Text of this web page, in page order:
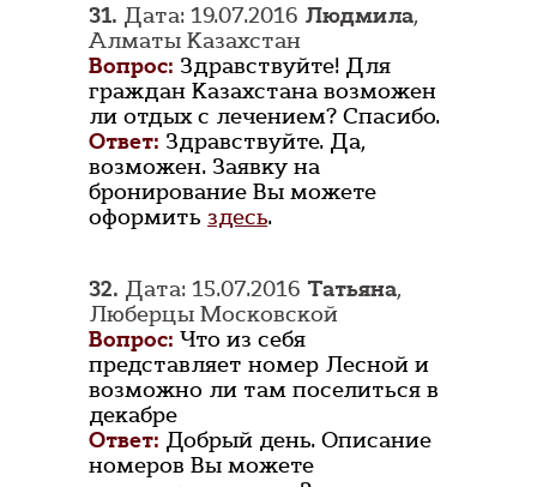
31. Дата: 19.07.2016 Людмила,
Алматы Казахстан
Вопрос: Здравствуйте! Для
граждан Казахстана возможен
ли отдых с лечением? Спасибо.
Ответ: Здравствуйте. Да,
возможен. Заявку на
бронирование Вы можете
оформить здесь.
32. Дата: 15.07.2016 Татьяна,
Люберцы Московской
Вопрос: Что из себя
представляет номер Лесной и
возможно ли там поселиться в
декабре
Ответ: Добрый день. Описание
номеров Вы можете